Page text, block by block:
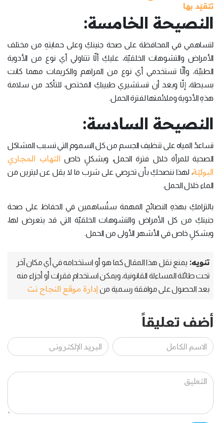
تتقيّد بها
النصيحة الخامسة:
لتساهمي في المحافظة على صحة جنينكِ وعلى حمايتهِ من مختلف
الأمراض والتشوهات الخلقيّة، عليكِ ألّا تتناولي أي نوع من الأدوية
الطبيّة، وألّا تستخدمي أي نوع من المراهم والكريمات مهما كانت
بسيطة، إلّا وبعد أن تستشيري طبيبكِ المختص، للتأكد من سلامة
هذهِ الأدوية وملائمتها لفترة الحمل.
النصيحة السادسة:
تساعدُ المياه على تنظيف الجسم من كل السموم التي تسبب المشاكل
الصحية للمرأة خلال فترة الحمل، وبشكلٍ خاص التهاب المجاري
البوليّة، لهذا ننصحكِ بأن تحرصي على شرب ما لا يقل عن ليترين من
الماء خلال الحمل.
بالتزامكِ بهذهِ النصائح المهمة ستُساهمين في الحفاظ على صحة
جنينكِ من كل الأمراض والتشوهات الخلقيّة التي قد يتعرض لها،
وبشكلٍ خاص في الأشهر الأولى من الحمل.
تنويه: يمنع نقل هذا المقال كما هو أو استخدامه في أي مكان آخر
تحت طائلة المساءلة القانونية، ويمكن استخدام فقرات أو أجزاء منه
بعد الحصول على موافقة رسمية من إدارة موقع النجاح نت
أضف تعليقاً